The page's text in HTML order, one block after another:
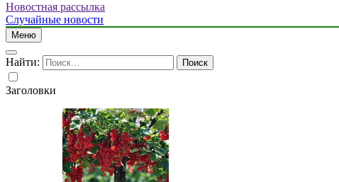
Новостная рассылка
Случайные новости
Меню
Найти:
Заголовки